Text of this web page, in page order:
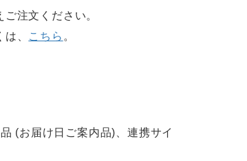
注文ください。
、 こちら 。
(お届け日ご案内品)、連携サイ